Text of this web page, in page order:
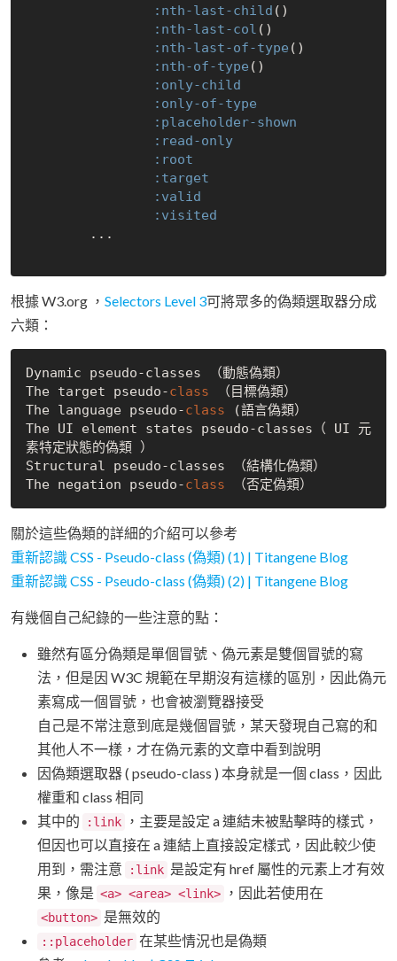
:nth-last-child ()
:nth-last-col ()
:nth-last-of-type ()
:nth-of-type ()
:only-child
:only-of-type
:placeholder-shown
:read-only
:root
:target
:valid
:visited
根據 W3.org ， Selectors Level 3可將眾多的偽類選取器分成
六類：
Dynamic pseudo-classes （動態偽類）
The target pseudo-class （目標偽類）
The language pseudo-class (語言偽類）
The UI element states pseudo-classes（ UI 元
素特定狀態的偽類 ）
Structural pseudo-classes （結構化偽類）
The negation pseudo-class （否定偽類）
關於這些偽類的詳細的介紹可以參考
重新認識 CSS - Pseudo-class (偽類) (1) | Titangene Blog
重新認識 CSS - Pseudo-class (偽類) (2) | Titangene Blog
有幾個自己紀錄的一些注意的點：
雖然有區分偽類是單個冒號、偽元素是雙個冒號的寫
法，但是因 W3C 規範在早期沒有這樣的區別，因此偽元
素寫成一個冒號，也會被瀏覽器接受
自己是不常注意到底是幾個冒號，某天發現自己寫的和
其他人不一樣，才在偽元素的文章中看到說明
因偽類選取器 ( pseudo-class ) 本身就是一個 class，因此
權重和 class 相同
其中的
:link
，主要是設定 a 連結未被點擊時的樣式，
但因也可以直接在 a 連結上直接設定樣式，因此較少使
用到，需注意
:link 是設定有 href 屬性的元素上才有效
果，像是 <a> <area> <link> ，因此若使用在
<button> 是無效的
::placeholder 在某些情況也是偽類